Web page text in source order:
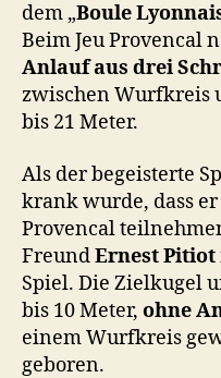
dem „Boule
Beim Jeu Provencal
Anlauf aus drei
zwischen Wurfkreis
bis 21 Meter.
Als der begeisterte
krank wurde, dass
Provencal
FreundErnest Pitiot
Spiel. Die Zielkugel
bis 10 Meter, ohne
einem Wurfkreis
geboren.